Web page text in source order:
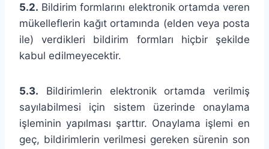
5.2. Bildirim formlarını elektronik ortamda veren
mükelleflerin kağıt ortamında (elden veya posta
ile) verdikleri bildirim formları hiçbir şekilde
kabul edilmeyecektir.
5.3. Bildirimlerin elektronik ortamda verilmiş
sayılabilmesi için sistem üzerinde onaylama
işleminin yapılması şarttır. Onaylama işlemi en
geç, bildirimlerin verilmesi gereken sürenin son